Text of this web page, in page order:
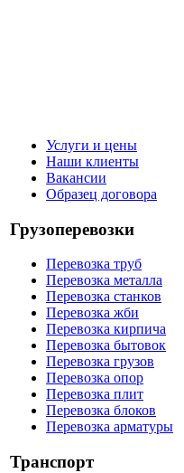
Услуги и цены
Наши клиенты
Вакансии
Образец договора
Грузоперевозки
Перевозка труб
Перевозка металла
Перевозка станков
Перевозка жби
Перевозка кирпича
Перевозка бытовок
Перевозка грузов
Перевозка опор
Перевозка плит
Перевозка блоков
Перевозка арматуры
Транспорт